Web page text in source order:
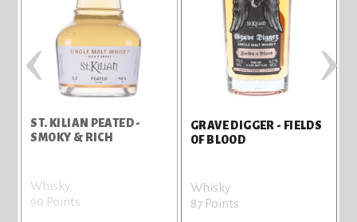
ST. KILIAN PEATED -
SMOKY & RICH
Whisky
90 Points
GRAVE DIGGER - FIELDS
OF BLOOD
Whisky
87 Points
‹ ›